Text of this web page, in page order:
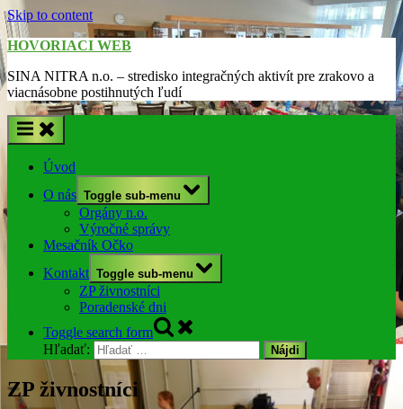
Skip to content
HOVORIACI WEB
SINA NITRA n.o. – stredisko integračných aktivít pre zrakovo a
viacnásobne postihnutých ľudí
Úvod
O nás Toggle sub-menu
Orgány n.o.
Výročné správy
Mesačník Očko
Kontakt Toggle sub-menu
ZP živnostníci
Poradenské dni
Toggle search form
Hľadať:
ZP živnostníci